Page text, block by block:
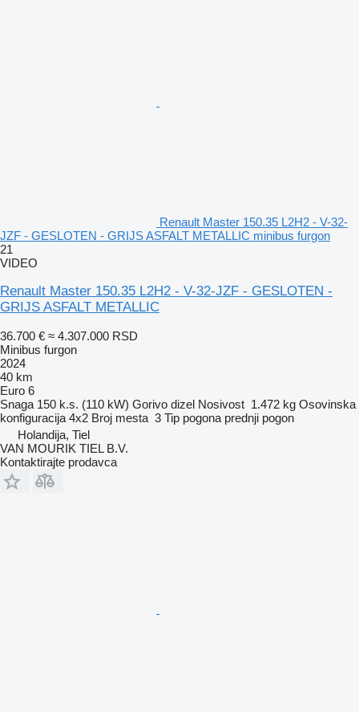
Renault Master 150.35 L2H2 - V-32-
JZF - GESLOTEN - GRIJS ASFALT METALLIC minibus furgon
21
VIDEO
Renault Master 150.35 L2H2 - V-32-JZF - GESLOTEN -
GRIJS ASFALT METALLIC
36.700 € ≈ 4.307.000 RSD
Minibus furgon
2024
40 km
Euro 6
Snaga 150 k.s. (110 kW) Gorivo dizel Nosivost 1.472 kg Osovinska
konfiguracija 4x2 Broj mesta 3 Tip pogona prednji pogon
Holandija, Tiel
VAN MOURIK TIEL B.V.
Kontaktirajte prodavca